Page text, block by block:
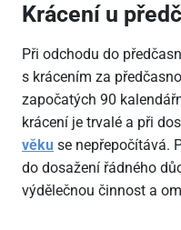
Krácení u
Při odchodu do
s krácením za
započatých 90
krácení je trvalé a při
věku se nepřepočítává.
do dosažení řádného
výdělečnou činnost a